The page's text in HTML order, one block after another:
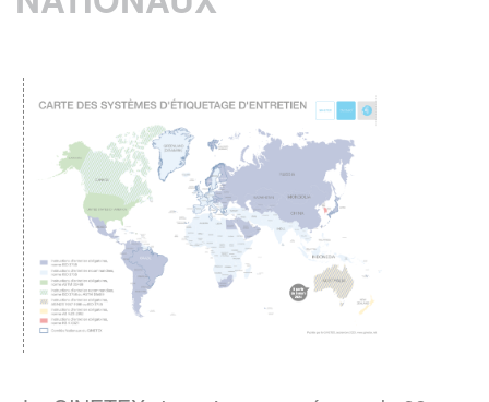
Baromètre GINETEX 2024 : les habitudes
L’étiquette est un élément essentiel pour guider
les consommateurs dans l’entretien de leurs
vêtements.
EN SAVOIR PLUS
ENTRETIEN DU LINGE – Quelle
consommation d’énergie pour le séchage
des textiles ?
Le GINETEX dévoile les
principaux enseignements de son étude sur
son impact sur les cycles de séchage.